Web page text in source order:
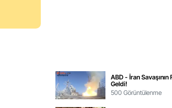
ABD - İran Savaşının
Geldi!
500 Görüntülenme